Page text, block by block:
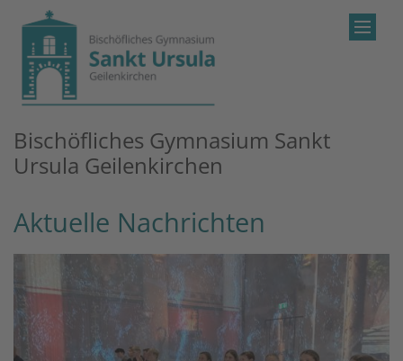
Zum Inhalt springen
Bischöfliches Gymnasium Sankt
Ursula Geilenkirchen
Aktuelle Nachrichten